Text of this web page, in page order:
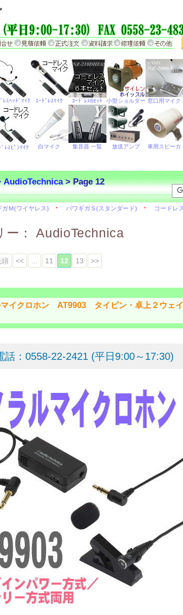
AudioTechnica> Page 12
ー：AudioTechnica
<< 11 12 13 >>
マイクロホン AT9903 タイピン・卓上２ウェイ
話：0558-22-2421 (平日9:00～17:30)